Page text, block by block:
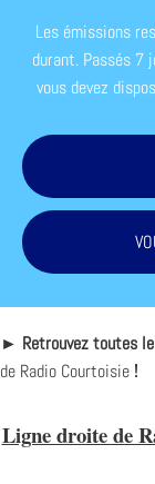
Les émissions
durant. Passés 7
vous devez
► Retrouvez toutes
de Radio Courtoisie !
Ligne droite de